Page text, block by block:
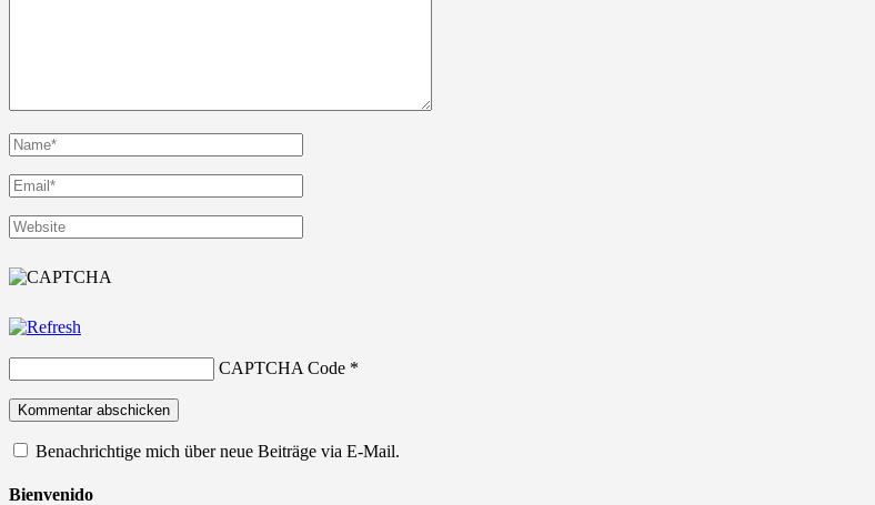
CAPTCHA Code *
Benachrichtige mich über neue Beiträge via E-Mail.
Bienvenido